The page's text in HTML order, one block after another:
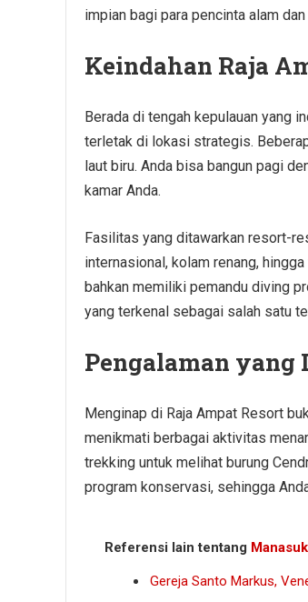
impian bagi para pencinta alam
Keindahan Raja
Berada di tengah kepulauan yang
terletak di lokasi strategis.
laut biru. Anda bisa bangun pagi
kamar Anda.
Fasilitas yang ditawarkan resort-
internasional, kolam renang,
bahkan memiliki pemandu diving
yang terkenal sebagai salah satu
Pengalaman yang
Menginap di Raja Ampat Resort
menikmati berbagai aktivitas
trekking untuk melihat burung
program konservasi, sehingga
Referensi lain tentang
Gereja Santo Markus,